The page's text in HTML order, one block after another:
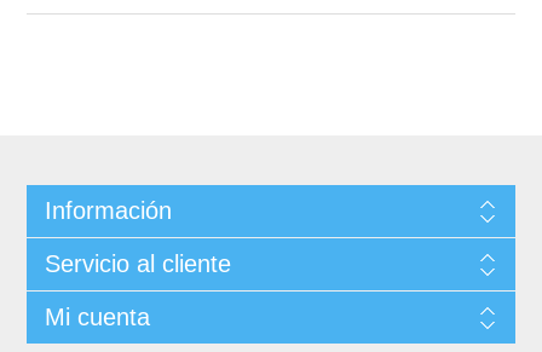
Información
Servicio al cliente
Mi cuenta